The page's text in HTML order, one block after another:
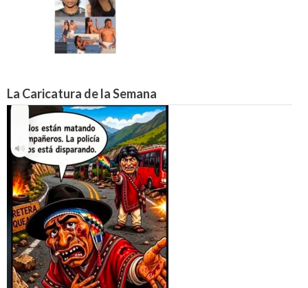
La Caricatura de la Semana